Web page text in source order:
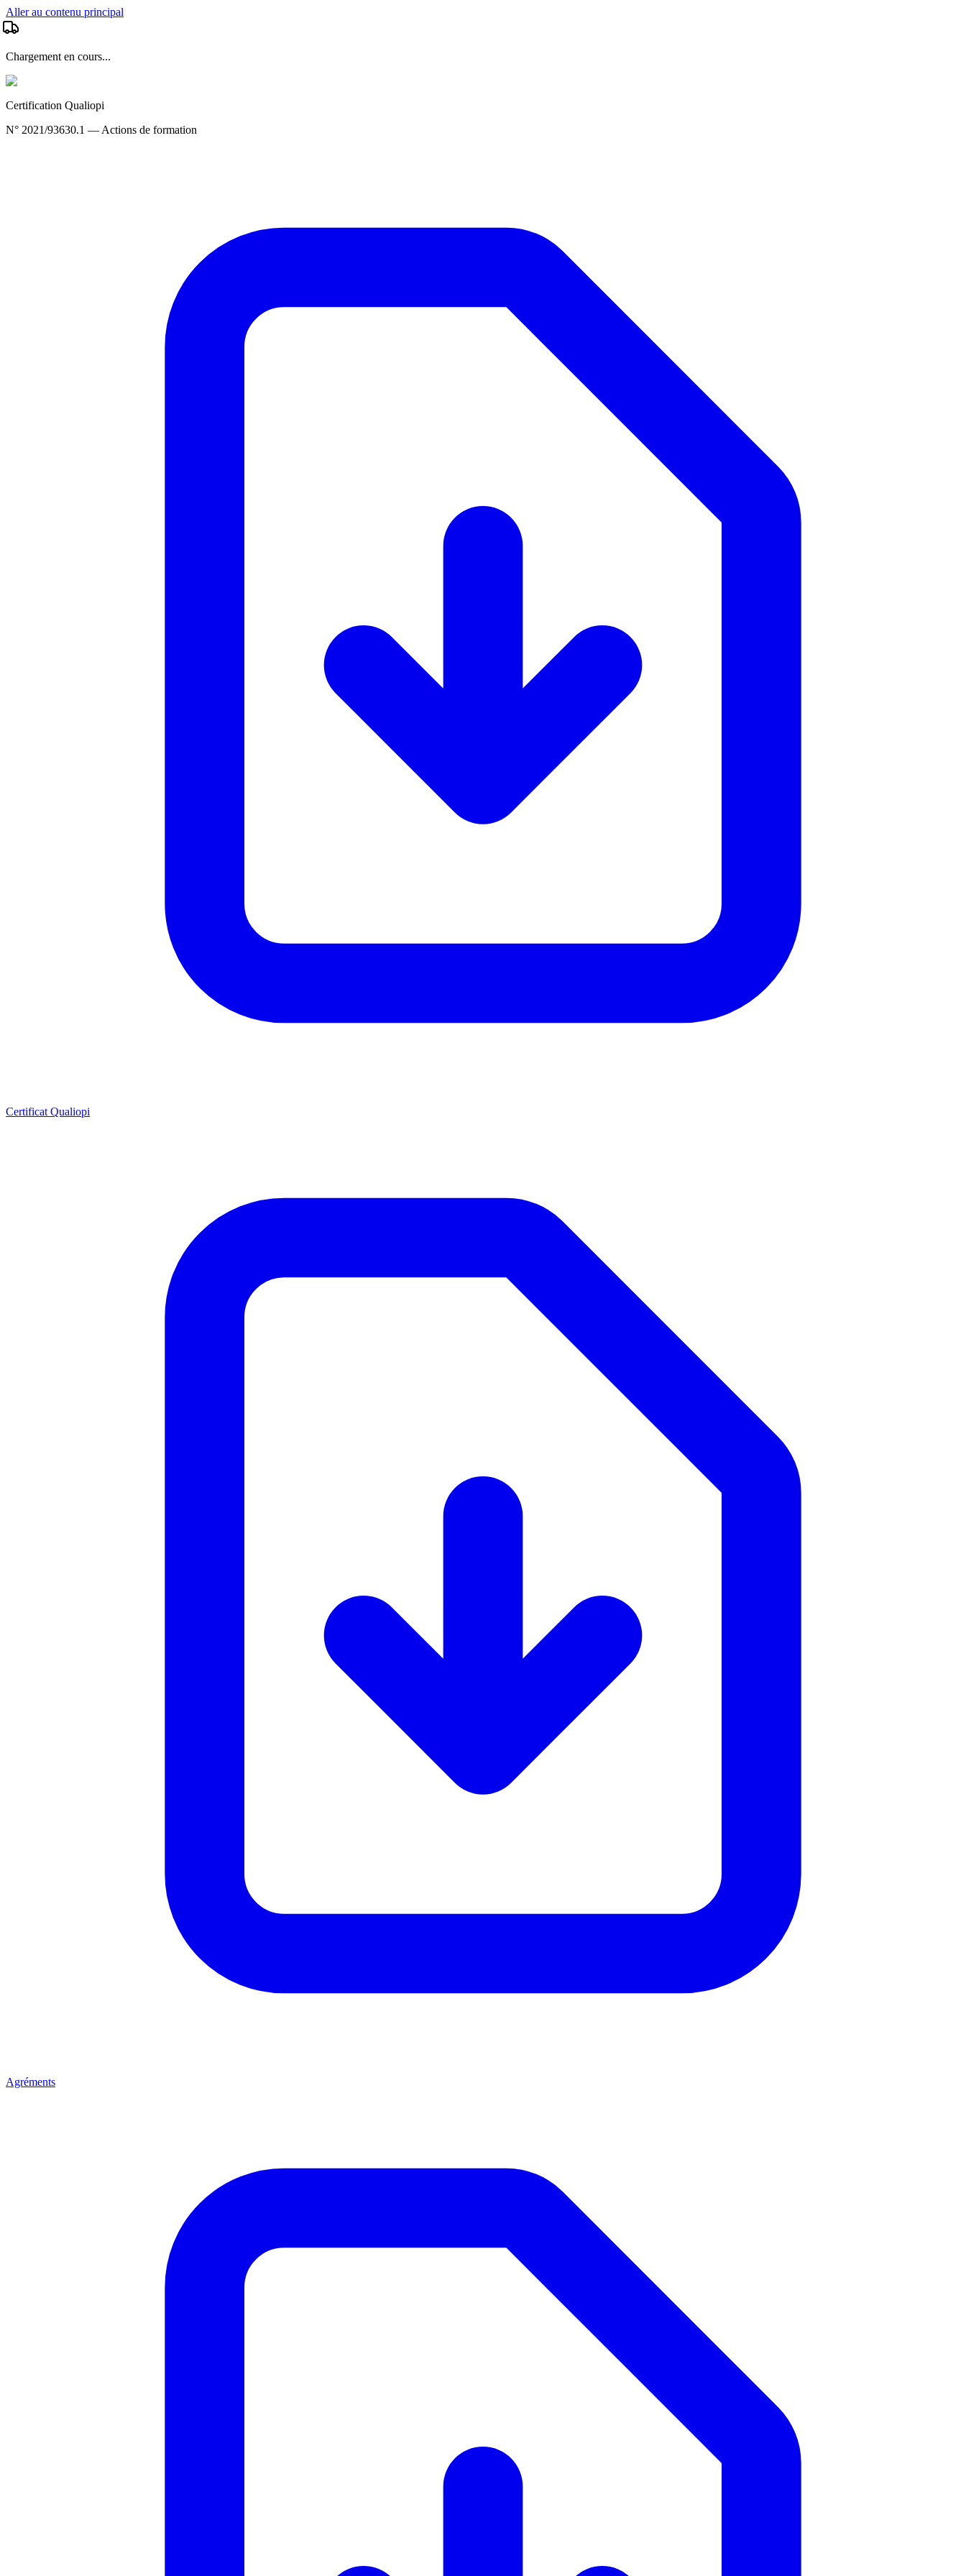
Aller au contenu principal
Chargement en cours...
Certification Qualiopi
N° 2021/93630.1 — Actions de formation
Certificat Qualiopi
Agréments